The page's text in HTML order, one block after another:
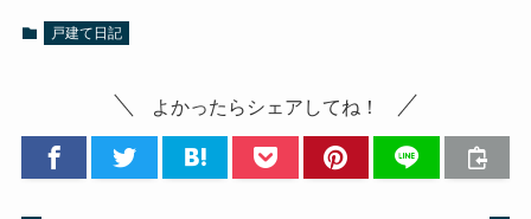
戸建て日記
よかったらシェアしてね！